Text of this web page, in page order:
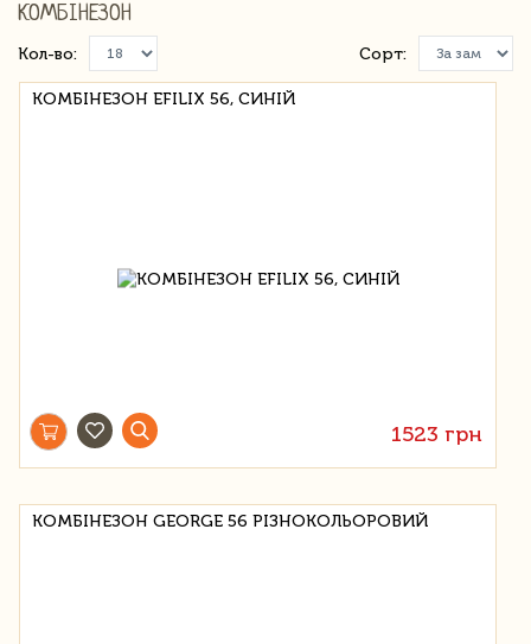
КОМБІНЕЗОН
Кол-во: Сорт:
КОМБІНЕЗОН EFILIX 56, СИНІЙ
1523 грн
КОМБІНЕЗОН GEORGE 56 РІЗНОКОЛЬОРОВИЙ